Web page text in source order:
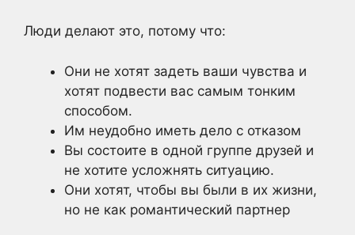
Люди делают это, потому что:
Они не хотят задеть ваши чувства и
хотят подвести вас самым тонким
способом.
Им неудобно иметь дело с отказом
Вы состоите в одной группе друзей и
не хотите усложнять ситуацию.
Они хотят, чтобы вы были в их жизни,
но не как романтический партнер